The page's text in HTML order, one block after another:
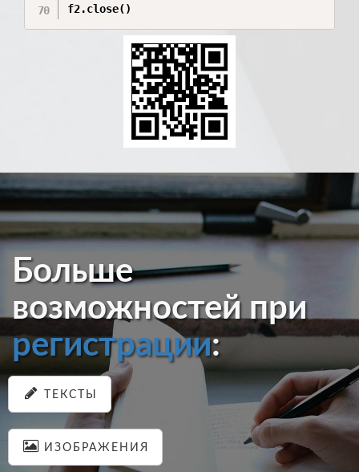
f2.close()
Больше
возможностей при
регистрации:
ТЕКСТЫ
ИЗОБРАЖЕНИЯ